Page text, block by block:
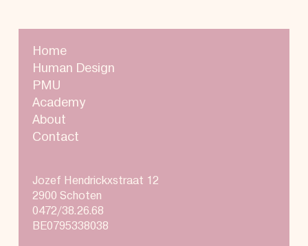
Home
Human Design
PMU
Academy
About
Contact
Jozef Hendrickxstraat 12
2900 Schoten
0472/38.26.68
BE0795338038